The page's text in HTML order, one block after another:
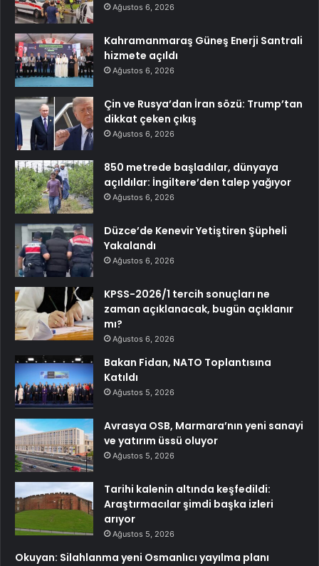
Ağustos 6, 2026
Kahramanmaraş Güneş Enerji Santrali
hizmete açıldı
Ağustos 6, 2026
Çin ve Rusya’dan İran sözü: Trump’tan
dikkat çeken çıkış
Ağustos 6, 2026
850 metrede başladılar, dünyaya
açıldılar: İngiltere’den talep yağıyor
Ağustos 6, 2026
Düzce’de Kenevir Yetiştiren Şüpheli
Yakalandı
Ağustos 6, 2026
KPSS-2026/1 tercih sonuçları ne
zaman açıklanacak, bugün açıklanır
mı?
Ağustos 6, 2026
Bakan Fidan, NATO Toplantısına
Katıldı
Ağustos 5, 2026
Avrasya OSB, Marmara’nın yeni sanayi
ve yatırım üssü oluyor
Ağustos 5, 2026
Tarihi kalenin altında keşfedildi:
Araştırmacılar şimdi başka izleri
arıyor
Ağustos 5, 2026
Okuyan: Silahlanma yeni Osmanlıcı yayılma planı